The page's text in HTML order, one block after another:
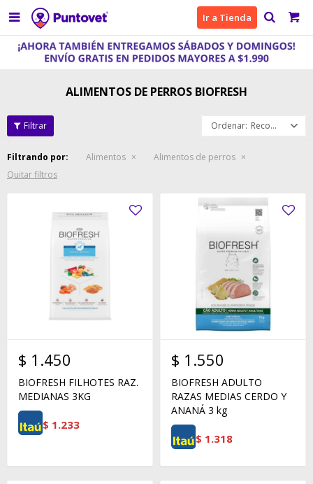
 Ir a Tienda
ALIMENTOS DE PERROS BIOFRESH
Recomendados
Filtrando por: Alimentos
Alimentos de perros
Quitar filtros
$ 1.450
BIOFRESH FILHOTES RAZ.
MEDIANAS 3KG
$ 1.233
$ 1.550
BIOFRESH ADULTO
RAZAS MEDIAS CERDO Y
ANANÁ 3 kg
$ 1.318